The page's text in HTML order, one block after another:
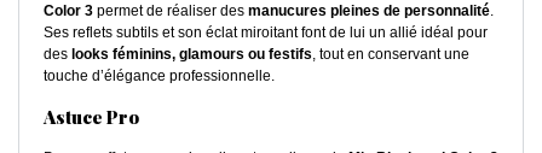
Color 3 permet de réaliser des manucures pleines de personnalité.
Ses reflets subtils et son éclat miroitant font de lui un allié idéal pour
des looks féminins, glamours ou festifs, tout en conservant une
touche d’élégance professionnelle.
Astuce Pro